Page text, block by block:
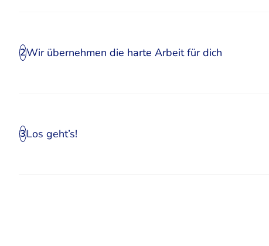
2Wir übernehmen die harte Arbeit für dich
3Los geht’s!